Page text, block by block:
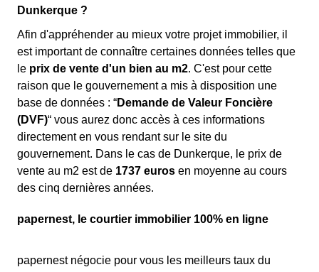
Dunkerque ?
Afin d'appréhender au mieux votre projet immobilier, il
est important de connaître certaines données telles que
le prix de vente d'un bien au m2. C'est pour cette
raison que le gouvernement a mis à disposition une
base de données : “Demande de Valeur Foncière
(DVF)“ vous aurez donc accès à ces informations
directement en vous rendant sur le site du
gouvernement. Dans le cas de Dunkerque, le prix de
vente au m2 est de 1737 euros en moyenne au cours
des cinq dernières années.
papernest, le courtier immobilier 100% en ligne
papernest négocie pour vous les meilleurs taux du